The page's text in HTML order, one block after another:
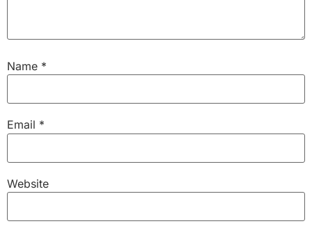
Name *
Email *
Website